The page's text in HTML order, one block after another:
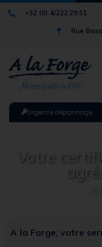
+32 (0) 4/222.29.51
Rue
Urgence dépannage
Votre
A la Forge, votre